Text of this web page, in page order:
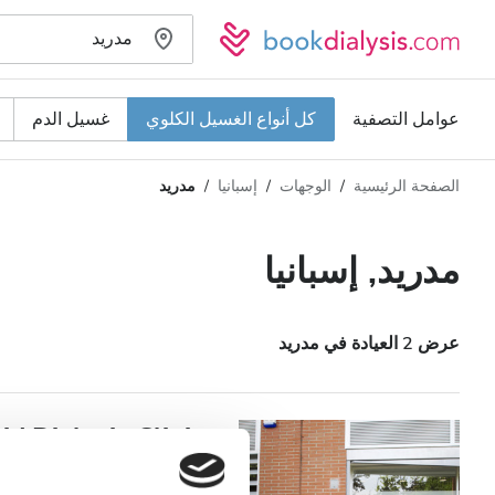
عوامل التصفية كل أنواع الغسيل الكلوي غسيل الدم
نوع الغسيل الكلوي
كل أنواع الغسيل الكلوي
غسيل الدم
غسيل وترشيح الدم
تقبل
مرضى مصابين بفيروس نقص المناعة البشرية
المسافة
التقييم
السعر
الصفحة الرئيسية الوجهات إسبانيا مدريد
مدريد, إسبانيا
عرض 2 العيادة في مدريد
Dialysis Clinic
مدريد, إسبانيا